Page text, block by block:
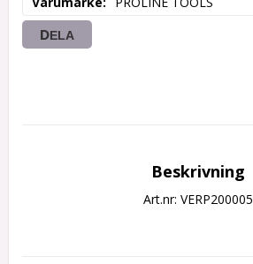
DELA
Beskrivning
Art.nr: VERP200005